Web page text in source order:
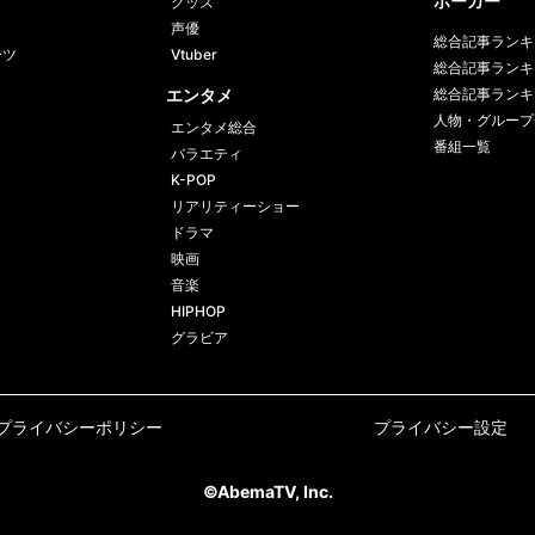
声優
Vtuber
エンタメ
エンタメ総合
バラエティ
K-POP
リアリティーショー
ドラマ
映画
音楽
HIPHOP
グラビア
総合記事ラン
総合記事ラン
総合記事ラン
人物・グルー
番組一覧
ライバシーポリシー プライバシー設定
©AbemaTV, Inc.